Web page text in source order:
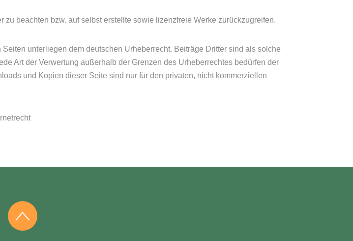
beachten bzw. auf selbst erstellte sowie lizenzfreie Werke zurückzugreifen.
unterliegen dem deutschen Urheberrecht. Beiträge Dritter sind als solche
Art der Verwertung außerhalb der Grenzen des Urheberrechtes bedürfen der
und Kopien dieser Seite sind nur für den privaten, nicht kommerziellen